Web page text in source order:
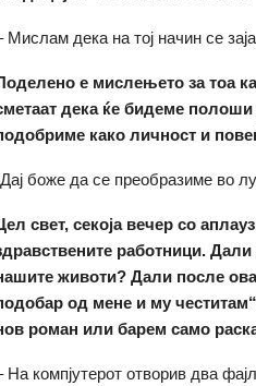
Мислам дека на тој начин се
е мислењето за тоа
дека ќе бидеме полоши
како личност и
боже да се преобразиме во
свет, секоја вечер со
работници.
животи? Дали после
од мене и му
роман или барем само
На компјутерот отворив два